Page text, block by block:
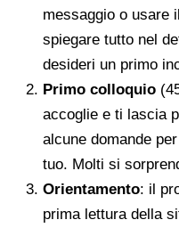
messaggio o usare
spiegare tutto nel
desideri un primo
Primo colloquio
accoglie e ti lascia
alcune domande
tuo. Molti si
Orientamento: il
prima lettura della